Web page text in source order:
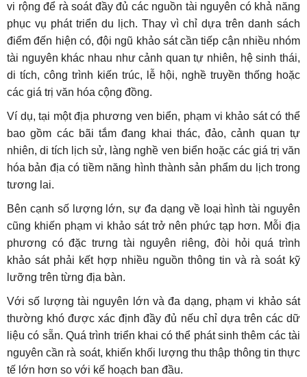
vi rộng để rà soát đầy đủ các nguồn tài nguyên có khả năng
phục vụ phát triển du lịch. Thay vì chỉ dựa trên danh sách
điểm đến hiện có, đội ngũ khảo sát cần tiếp cận nhiều nhóm
tài nguyên khác nhau như cảnh quan tự nhiên, hệ sinh thái,
di tích, công trình kiến trúc, lễ hội, nghề truyền thống hoặc
các giá trị văn hóa cộng đồng.
Ví dụ, tại một địa phương ven biển, phạm vi khảo sát có thể
bao gồm các bãi tắm đang khai thác, đảo, cảnh quan tự
nhiên, di tích lịch sử, làng nghề ven biển hoặc các giá trị văn
hóa bản địa có tiềm năng hình thành sản phẩm du lịch trong
tương lai.
Bên cạnh số lượng lớn, sự đa dạng về loại hình tài nguyên
cũng khiến phạm vi khảo sát trở nên phức tạp hơn. Mỗi địa
phương có đặc trưng tài nguyên riêng, đòi hỏi quá trình
khảo sát phải kết hợp nhiều nguồn thông tin và rà soát kỹ
lưỡng trên từng địa bàn.
Với số lượng tài nguyên lớn và đa dạng, phạm vi khảo sát
thường khó được xác định đầy đủ nếu chỉ dựa trên các dữ
liệu có sẵn. Quá trình triển khai có thể phát sinh thêm các tài
nguyên cần rà soát, khiến khối lượng thu thập thông tin thực
tế lớn hơn so với kế hoạch ban đầu.